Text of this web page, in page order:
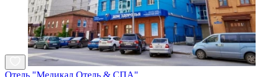
Отель "Медикал Отель & СПА"